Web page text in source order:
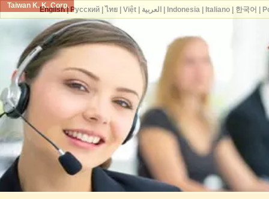
Taiwan K. K. Corp.
English| Русский| ไทย| Việt| العربية Indonesia| Italiano| 한국어